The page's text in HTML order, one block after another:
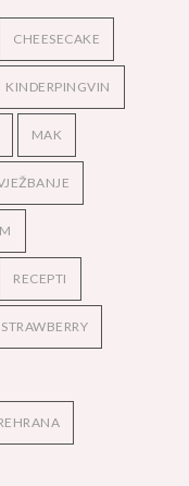
CHEESECAKE
KINDERPINGVIN
MAK
RECEPTI
STRAWBERRY